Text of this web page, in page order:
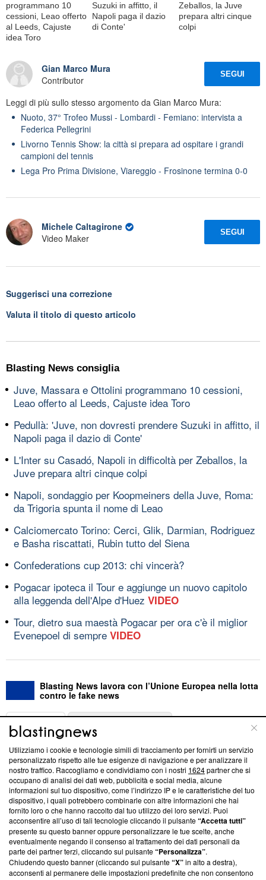
programmano 10
cessioni, Leao offerto
al Leeds, Cajuste
idea Toro
Suzuki in affitto, il
Napoli paga il dazio
di Conte'
Zeballos, la Juve
prepara altri cinque
colpi
Gian Marco Mura
Contributor
SEGUI
Leggi di più sullo stesso argomento da Gian Marco Mura:
Nuoto, 37° Trofeo Mussi - Lombardi - Femiano: intervista a
Federica Pellegrini
Livorno Tennis Show: la città si prepara ad ospitare i grandi
campioni del tennis
Lega Pro Prima Divisione, Viareggio - Frosinone termina 0-0
Michele Caltagirone
Video Maker
SEGUI
Suggerisci una correzione
Valuta il titolo di questo articolo
Blasting News consiglia
Juve, Massara e Ottolini programmano 10 cessioni,
Leao offerto al Leeds, Cajuste idea Toro
Pedullà: 'Juve, non dovresti prendere Suzuki in affitto, il
Napoli paga il dazio di Conte'
L'Inter su Casadó, Napoli in difficoltà per Zeballos, la
Juve prepara altri cinque colpi
Napoli, sondaggio per Koopmeiners della Juve, Roma:
da Trigoria spunta il nome di Leao
Calciomercato Torino: Cerci, Glik, Darmian, Rodriguez
e Basha riscattati, Rubin tutto del Siena
Confederations cup 2013: chi vincerà?
Pogacar ipoteca il Tour e aggiunge un nuovo capitolo
alla leggenda dell'Alpe d'Huez VIDEO
Tour, dietro sua maestà Pogacar per ora c'è il miglior
Evenepoel di sempre VIDEO
Blasting News lavora con l’Unione Europea nella lotta
contro le fake news
ABOUT
Questa sezione offre informazioni trasparenti su Blasting
News, sui nostri processi editoriali e su come ci impegniamo a
creare news di qualità. Inoltre, afferma la nostra aderenza a
‘Trust Project - News with Integrity’Blasting News non è
ancora membro del programma, ma ha richiesto di farne
parte; Trust Project non ha ancora effettuato una verifica di
conformità agli standard.
Su di noi
Team editoriale
Utilizziamo i cookie e tecnologie simili di tracciamento per fornirti un servizio
personalizzato rispetto alle tue esigenze di navigazione e per analizzare il
nostro traffico. Raccogliamo e condividiamo con i nostri 1624partner che si
occupano di analisi dei dati web, pubblicità e social media, alcune
informazioni sul tuo dispositivo, come l’indirizzo IP e le caratteristiche del tuo
dispositivo, i quali potrebbero combinarle con altre informazioni che hai
fornito loro o che hanno raccolto dal tuo utilizzo dei loro servizi. Puoi
acconsentire all’uso di tali tecnologie cliccando il pulsante“Accetta tutti”
presente su questo banner oppure personalizzare le tue scelte, anche
eventualmente negando il consenso al trattamento dei dati personali da
parte dei partner terzi, cliccando sul pulsante“Personalizza”.
Chiudendo questo banner (cliccando sul pulsante“X”in alto a destra),
acconsenti al permanere delle impostazioni predefinite che non consentono